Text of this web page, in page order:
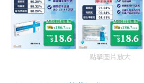
點擊圖片放大